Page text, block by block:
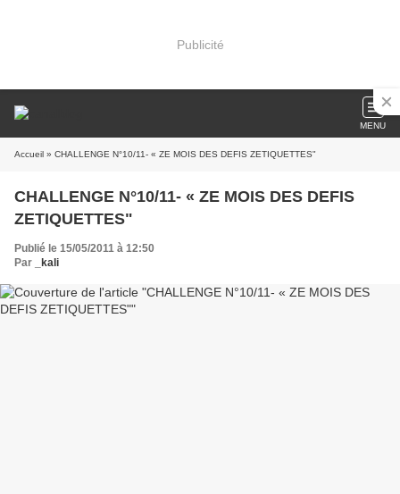
Publicité
MENU
Accueil » CHALLENGE N°10/11- « ZE MOIS DES DEFIS ZETIQUETTES"
CHALLENGE N°10/11- « ZE MOIS DES DEFIS
ZETIQUETTES"
Publié le 15/05/2011 à 12:50
Par
_kali